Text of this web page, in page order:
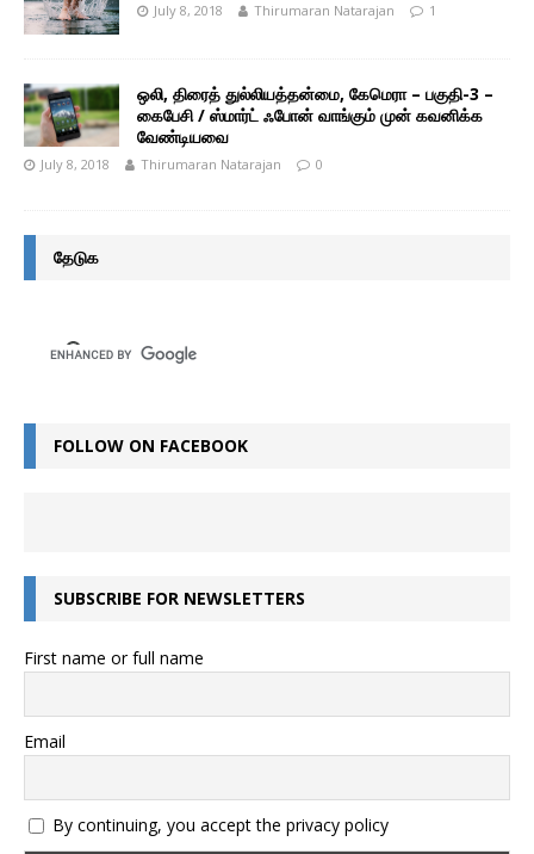
July 8, 2018 Thirumaran Natarajan 1
ஒலி, திரைத் துல்லியத்தன்மை, கேமெரா – பகுதி-3 –
கைபேசி / ஸ்மார்ட் ஃபோன் வாங்கும் முன் கவனிக்க
வேண்டியவை
July 8, 2018 Thirumaran Natarajan 0
தேடுக
FOLLOW ON FACEBOOK
SUBSCRIBE FOR NEWSLETTERS
First name or full name
Email
By continuing, you accept the privacy policy